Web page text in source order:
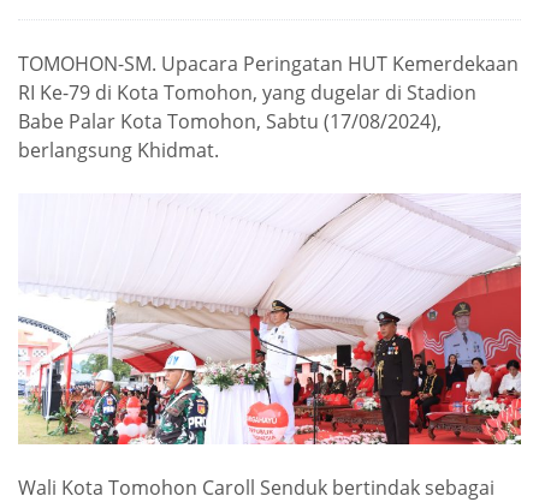
TOMOHON-SM. Upacara Peringatan HUT Kemerdekaan
RI Ke-79 di Kota Tomohon, yang dugelar di Stadion
Babe Palar Kota Tomohon, Sabtu (17/08/2024),
berlangsung Khidmat.
Wali Kota Tomohon Caroll Senduk bertindak sebagai